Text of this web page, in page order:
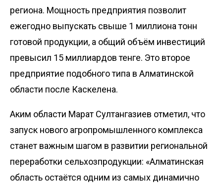
региона. Мощность предприятия позволит
ежегодно выпускать свыше 1 миллиона тонн
готовой продукции, а общий объём инвестиций
превысил 15 миллиардов тенге. Это второе
предприятие подобного типа в Алматинской
области после Каскелена.
Аким области Марат Султангазиев отметил, что
запуск нового агропромышленного комплекса
станет важным шагом в развитии региональной
переработки сельхозпродукции: «Алматинская
область остаётся одним из самых динамично